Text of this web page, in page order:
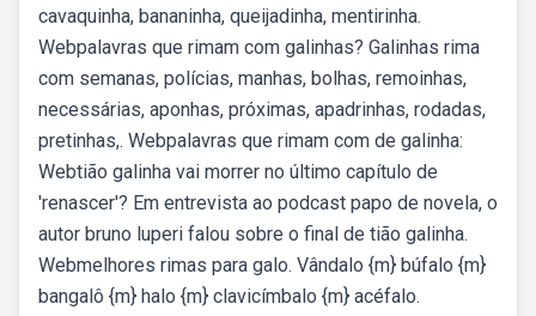
cavaquinha, bananinha, queijadinha, mentirinha.
Webpalavras que rimam com galinhas? Galinhas rima
com semanas, polícias, manhas, bolhas, remoinhas,
necessárias, aponhas, próximas, apadrinhas, rodadas,
pretinhas,. Webpalavras que rimam com de galinha:
Webtião galinha vai morrer no último capítulo de
'renascer'? Em entrevista ao podcast papo de novela, o
autor bruno luperi falou sobre o final de tião galinha.
Webmelhores rimas para galo. Vândalo {m} búfalo {m}
bangalô {m} halo {m} clavicímbalo {m} acéfalo.